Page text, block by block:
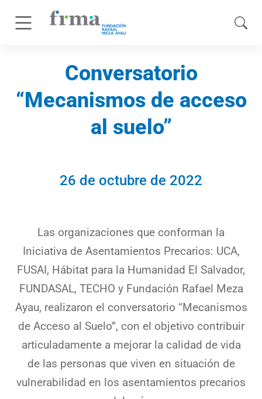
Conversatorio
“Mecanismos de acceso
al suelo”
26 de octubre de 2022
Las organizaciones que conforman la
Iniciativa de Asentamientos Precarios: UCA,
FUSAI, Hábitat para la Humanidad El Salvador,
FUNDASAL, TECHO y Fundación Rafael Meza
Ayau, realizaron el conversatorio “Mecanismos
de Acceso al Suelo”, con el objetivo contribuir
articuladamente a mejorar la calidad de vida
de las personas que viven en situación de
vulnerabilidad en los asentamientos precarios